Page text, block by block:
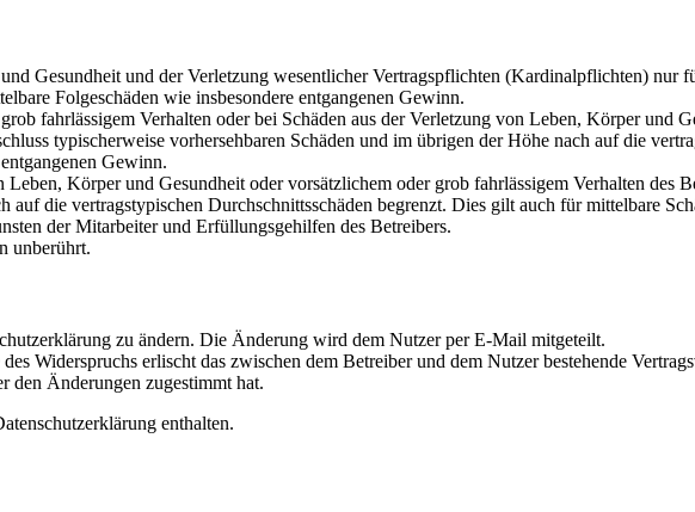
Gesundheit und der Verletzung wesentlicher Vertragspflichten (Kardinalpflichten) nur
Folgeschäden wie insbesondere entgangenen Gewinn.
fahrlässigem Verhalten oder bei Schäden aus der Verletzung von Leben, Körper und
typischerweise vorhersehbaren Schäden und im übrigen der Höhe nach auf die
Gewinn.
Körper und Gesundheit oder vorsätzlichem oder grob fahrlässigem Verhalten des
die vertragstypischen Durchschnittsschäden begrenzt. Dies gilt auch für mittelbare
der Mitarbeiter und Erfüllungsgehilfen des Betreibers.
unberührt.
zu ändern. Die Änderung wird dem Nutzer per E-Mail mitgeteilt.
Widerspruchs erlischt das zwischen dem Betreiber und dem Nutzer bestehende
den Änderungen zugestimmt hat.
enthalten.